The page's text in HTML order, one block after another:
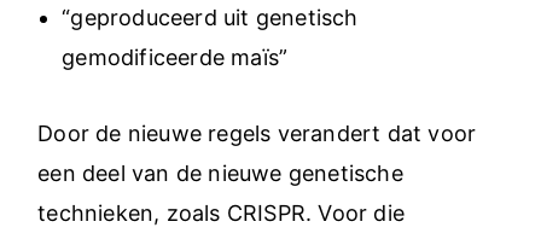
“geproduceerd uit genetisch
gemodificeerde maïs”
Door de nieuwe regels verandert dat voor
een deel van de nieuwe genetische
technieken, zoals CRISPR. Voor die